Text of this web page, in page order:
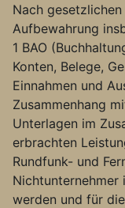
Nach
Aufbewahrung
1 BAO
Konten, Belege,
Einnahmen und
Zusammenhang
Unterlagen im
erbrachten
Rundfunk- und
werden und für